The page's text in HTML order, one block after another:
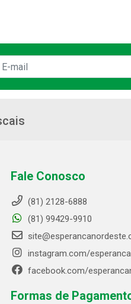
Fale Conosco
(81) 2128-6888
(81) 99429-9910
instagram.com/
facebook.com/
Formas de